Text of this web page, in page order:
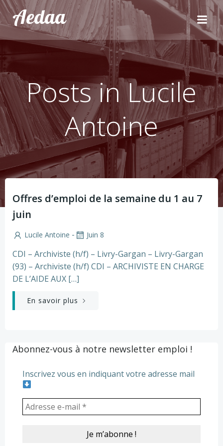
Aller
au
contenu
Aedaa
Posts inLucile
Antoine
Offres d’emploi de la semaine du 1 au 7
juin
Lucile Antoine - Juin 8
CDI – Archiviste (h/f) – Livry-Gargan – Livry-Gargan
(93) – Archiviste (h/f) CDI – ARCHIVISTE EN CHARGE
DE L’AIDE AUX […]
En savoir plus
Abonnez-vous à notre newsletter emploi !
Inscrivez vous en indiquant votre adresse mail